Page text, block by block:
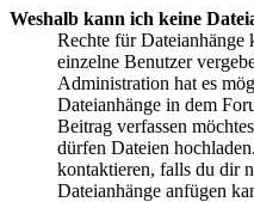
Weshalb kann ich keine
Rechte für Dateianhänge
einzelne Benutzer
Administration hat es
Dateianhänge in dem
Beitrag verfassen
dürfen Dateien
kontaktieren, falls du dir
Dateianhänge anfügen